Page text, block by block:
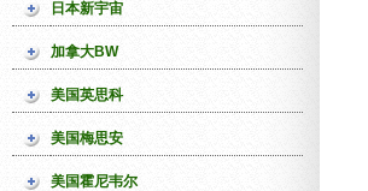
日本新宇宙
加拿大BW
美国英思科
美国梅思安
美国霍尼韦尔